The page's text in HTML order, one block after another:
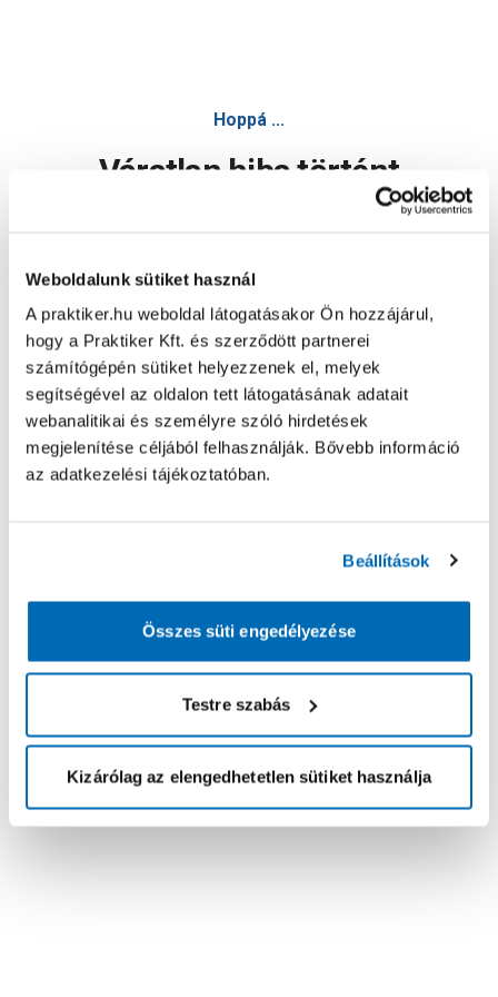
Weboldalunk sütiket használ
A praktiker.hu weboldal látogatásakor Ön hozzájárul,
hogy a Praktiker Kft. és szerződött partnerei
számítógépén sütiket helyezzenek el, melyek
segítségével az oldalon tett látogatásának adatait
webanalitikai és személyre szóló hirdetések
megjelenítése céljából felhasználják. Bővebb információ
az adatkezelési tájékoztatóban.
Beállítások
Összes süti engedélyezése
Testre szabás
Kizárólag az elengedhetetlen sütiket használja
Hoppá ...
Váratlan hiba történt
Oldal újratöltése